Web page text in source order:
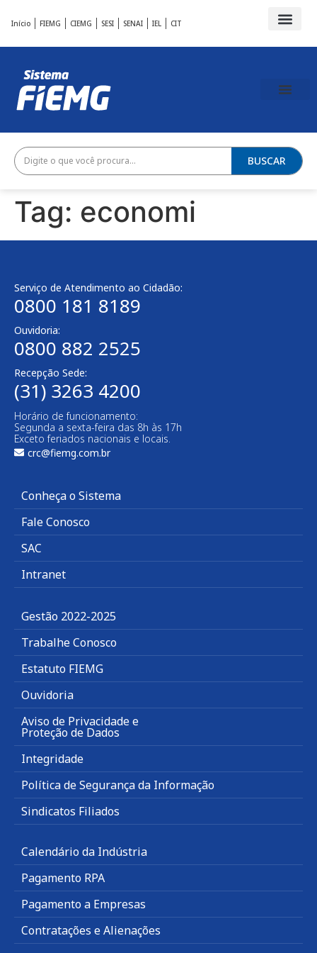
Início FIEMG CIEMG SESI SENAI IEL CIT
BUSCAR
Tag: economi
Serviço de Atendimento ao Cidadão:
0800 181 8189
Ouvidoria:
0800 882 2525
Recepção Sede:
(31) 3263 4200
Horário de funcionamento:
Segunda a sexta-feira das 8h às 17h
Exceto feriados nacionais e locais.
crc@fiemg.com.br
Conheça o Sistema
Fale Conosco
SAC
Intranet
Gestão 2022-2025
Trabalhe Conosco
Estatuto FIEMG
Ouvidoria
Aviso de Privacidade e
Proteção de Dados
Integridade
Política de Segurança da Informação
Sindicatos Filiados
Calendário da Indústria
Pagamento RPA
Pagamento a Empresas
Contratações e Alienações